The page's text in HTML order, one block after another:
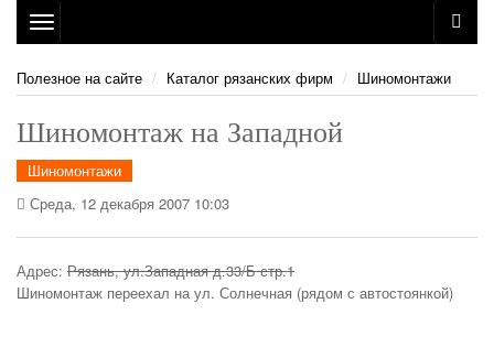
Toggle
navigation
Полезное на сайте
Каталог рязанских фирм Шиномонтажи
Шиномонтаж на Западной
Шиномонтажи
Среда, 12 декабря 2007 10:03
Адрес: Рязань, ул.Западная д.33/Б стр.1
Шиномонтаж переехал на ул. Солнечная (рядом с автостоянкой)